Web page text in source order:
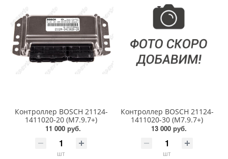
Контроллер BOSCH 21124-
1411020-20 (M7.9.7+)
11 000 руб.
шт
Контроллер BOSCH 21124-
1411020-30 (M7.9.7+)
13 000 руб.
шт